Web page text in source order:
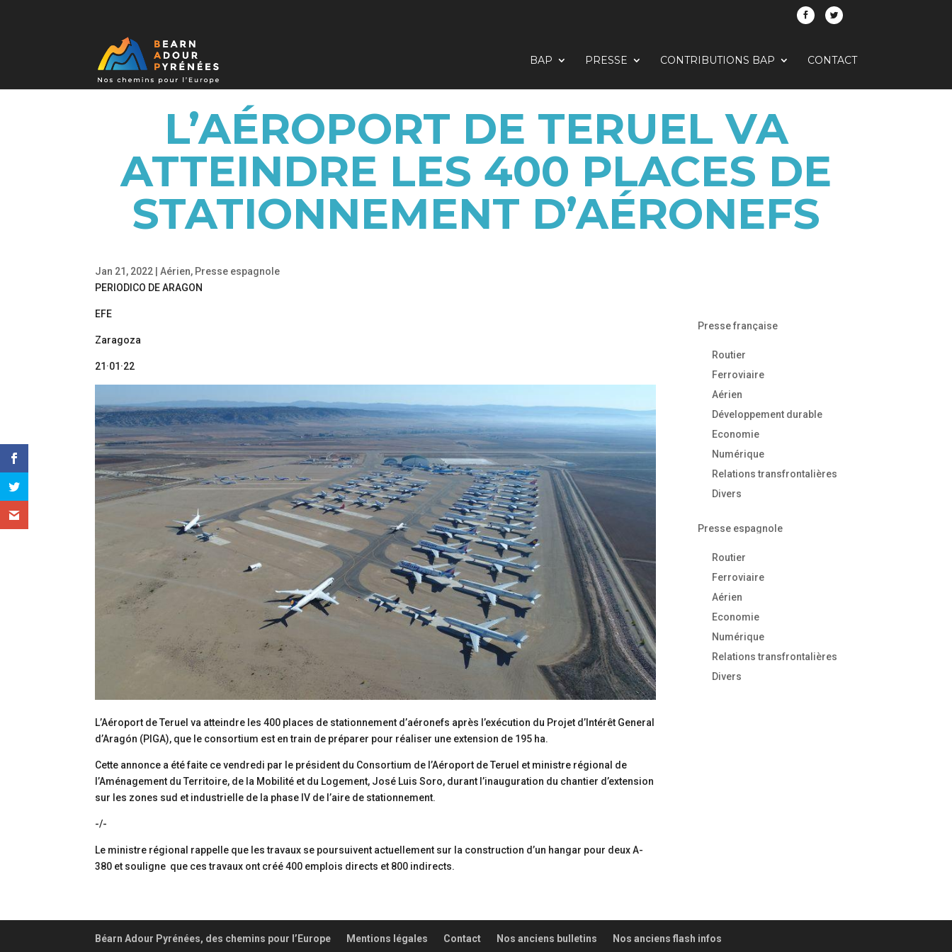
BAP PRESSE CONTRIBUTIONS BAP CONTACT
L’AÉROPORT DE TERUEL VA
ATTEINDRE LES 400 PLACES DE
STATIONNEMENT D’AÉRONEFS
Jan 21, 2022 |Aérien, Presse espagnole
PERIODICO DE ARAGON
EFE
Zaragoza
21·01·22
L’Aéroport de Teruel va atteindre les 400 places de stationnement d’aéronefs après l’exécution du Projet d’Intérêt General
d’Aragón (PIGA), que le consortium est en train de préparer pour réaliser une extension de 195 ha.
Cette annonce a été faite ce vendredi par le président du Consortium de l’Aéroport de Teruel et ministre régional de
l’Aménagement du Territoire, de la Mobilité et du Logement, José Luis Soro, durant l’inauguration du chantier d’extension
sur les zones sud et industrielle de la phase IV de l’aire de stationnement.
-/-
Le ministre régional rappelle que les travaux se poursuivent actuellement sur la construction d’un hangar pour deux A-
380 et souligne que ces travaux ont créé 400 emplois directs et 800 indirects.
Presse française
Routier
Ferroviaire
Aérien
Développement durable
Economie
Numérique
Relations transfrontalières
Divers
Presse espagnole
Routier
Ferroviaire
Aérien
Economie
Numérique
Relations transfrontalières
Divers
Béarn Adour Pyrénées, des chemins pour l’Europe Mentions légales Contact Nos anciens bulletins Nos anciens flash infos